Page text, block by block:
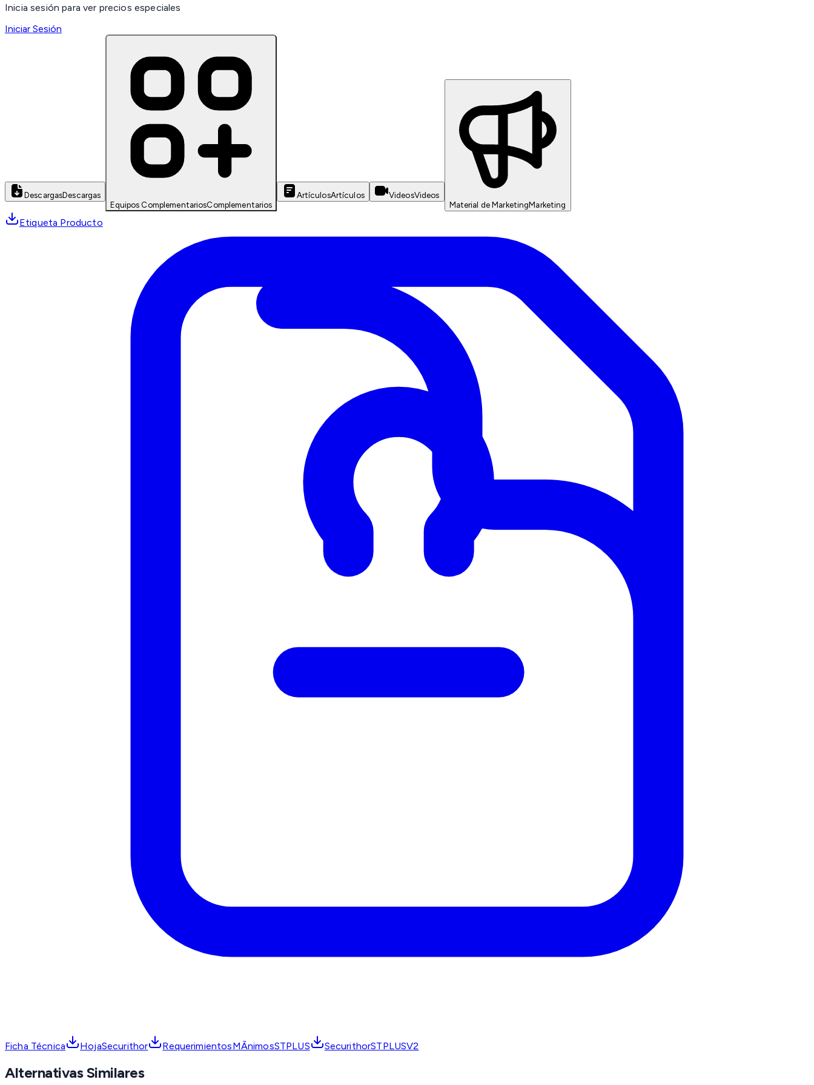
Inicia sesión para ver precios especiales
Iniciar Sesión
DescargasDescargas
Equipos ComplementariosComplementarios
ArtículosArtículos VideosVideos
Material de MarketingMarketing
Etiqueta Producto
Ficha Técnica HojaSecurithor RequerimientosMÃ­nimosSTPLUS SecurithorSTPLUSV2
Alternativas Similares